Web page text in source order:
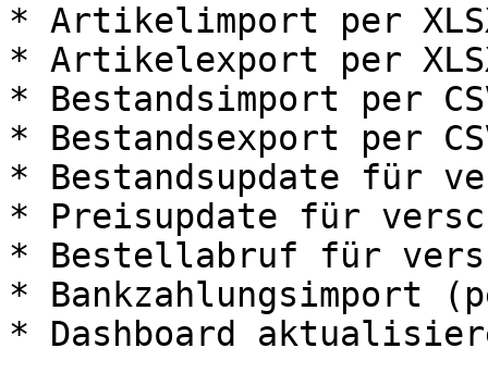
* Artikelimport per
* Artikelexport per
* Bestandsimport per
* Bestandsexport per
* Bestandsupdate für
* Preisupdate für
* Bestellabruf für
* Bankzahlungsimport
* Dashboard